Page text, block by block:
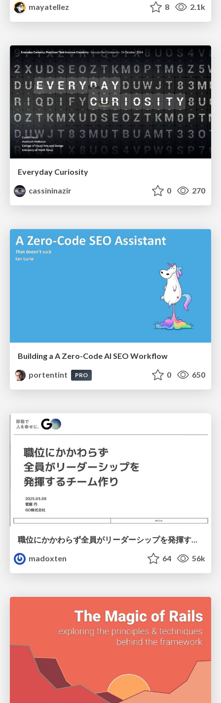
mayatellez 8 2.1k
Everyday Curiosity
cassininazir
0 270
Building a A Zero-Code AI SEO Workflow
portentint
PRO 0 650
職位にかかわらず全員がリーダーシップを発揮するチーム作り / Building a team where everyone can demonstrate leadership regardless of position
madoxten
64 56k